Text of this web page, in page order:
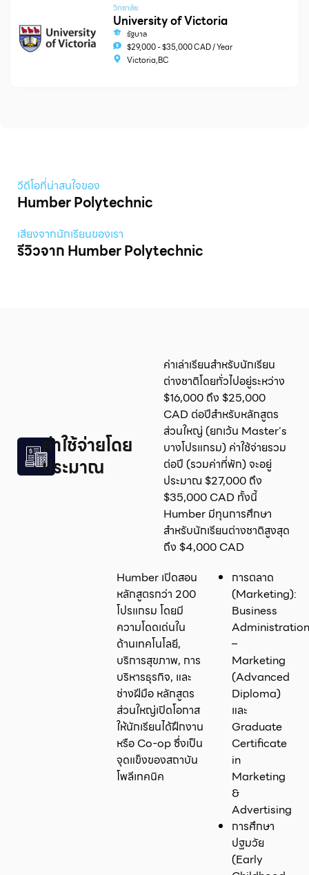
วิทยาลัย
University of Victoria
รัฐบาล
$29,000 - $35,000 CAD / Year
Victoria,BC
วีดีโอที่น่าสนใจของ
Humber Polytechnic
เสียงจากนักเรียนของเรา
รีวิวจาก Humber Polytechnic
ค่าใช้จ่ายโดย
ประมาณ
ค่าเล่าเรียนสำหรับนักเรียน
ต่างชาติโดยทั่วไปอยู่ระหว่าง
$16,000 ถึง $25,000
CAD ต่อปีสำหรับหลักสูตร
ส่วนใหญ่ (ยกเว้น Master’s
บางโปรแกรม) ค่าใช้จ่ายรวม
ต่อปี (รวมค่าที่พัก) จะอยู่
ประมาณ $27,000 ถึง
$35,000 CAD ทั้งนี้
Humber มีทุนการศึกษา
สำหรับนักเรียนต่างชาติสูงสุด
ถึง $4,000 CAD
Humber เปิดสอน
หลักสูตรกว่า 200
โปรแกรม โดยมี
ความโดดเด่นใน
ด้านเทคโนโลยี,
บริการสุขภาพ, การ
บริหารธุรกิจ, และ
ช่างฝีมือ หลักสูตร
ส่วนใหญ่เปิดโอกาส
ให้นักเรียนได้ฝึกงาน
หรือ Co-op ซึ่งเป็น
จุดแข็งของสถาบัน
โพลีเทคนิค
การตลาด
(Marketing):
Business
–
Marketing
(Advanced
Diploma)
และ
Graduate
Certificate
in
Marketing
&
Advertising
การศึกษา
ปฐมวัย
(Early